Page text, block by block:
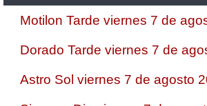
Motilon Tarde viernes 7 de
Dorado Tarde viernes 7 de
Astro Sol viernes 7 de agosto